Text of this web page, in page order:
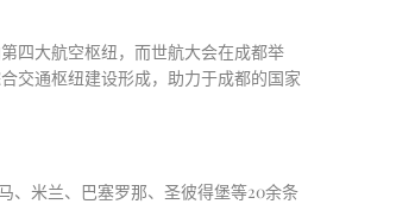
四大航空枢纽，而世航大会在成都举
交通枢纽建设形成，助力于成都的国家
、米兰、巴塞罗那、圣彼得堡等20余条